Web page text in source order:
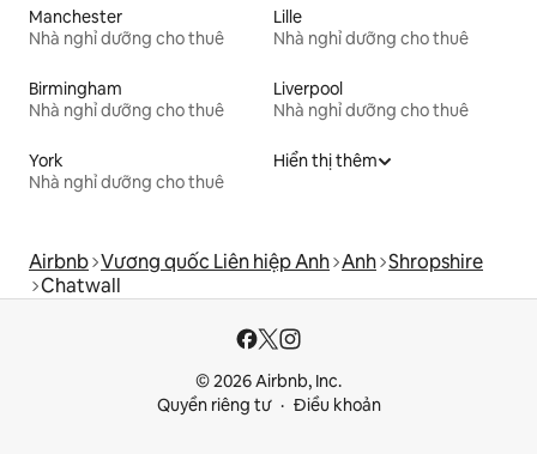
Manchester
Nhà nghỉ dưỡng cho thuê
Lille
Nhà nghỉ dưỡng cho thuê
Birmingham
Nhà nghỉ dưỡng cho thuê
Liverpool
Nhà nghỉ dưỡng cho thuê
York
Nhà nghỉ dưỡng cho thuê
Hiển thị thêm
Airbnb Vương quốc Liên hiệp Anh Anh Shropshire
Chatwall
© 2026 Airbnb, Inc.
Quyền riêng tư
Điều khoản